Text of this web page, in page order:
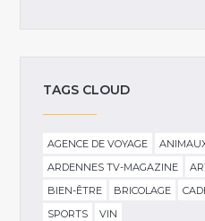
TAGS CLOUD
AGENCE DE VOYAGE
ARDENNES TV-MAGAZINE
BIEN-ÊTRE
BRICOLAGE
SPORTS
VIN